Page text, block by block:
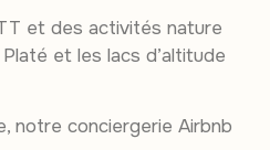
et des activités nature
et les lacs d’altitude
notre conciergerie Airbnb